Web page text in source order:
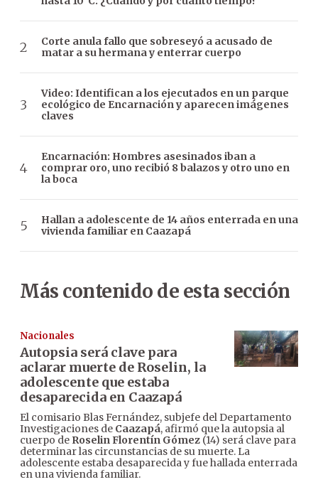
Corte anula fallo que sobreseyó a acusado de
matar a su hermana y enterrar cuerpo
Video: Identifican a los ejecutados en un parque
ecológico de Encarnación y aparecen imágenes
claves
Encarnación: Hombres asesinados iban a
comprar oro, uno recibió 8 balazos y otro uno en
la boca
Hallan a adolescente de 14 años enterrada en una
vivienda familiar en Caazapá
Más contenido de esta sección
Nacionales
Autopsia será clave para
aclarar muerte de Roselin, la
adolescente que estaba
desaparecida en Caazapá
El comisario Blas Fernández, subjefe del Departamento
Investigaciones de Caazapá, afirmó que la autopsia al
cuerpo de Roselin Florentín Gómez (14) será clave para
determinar las circunstancias de su muerte. La
adolescente estaba desaparecida y fue hallada enterrada
en una vivienda familiar.